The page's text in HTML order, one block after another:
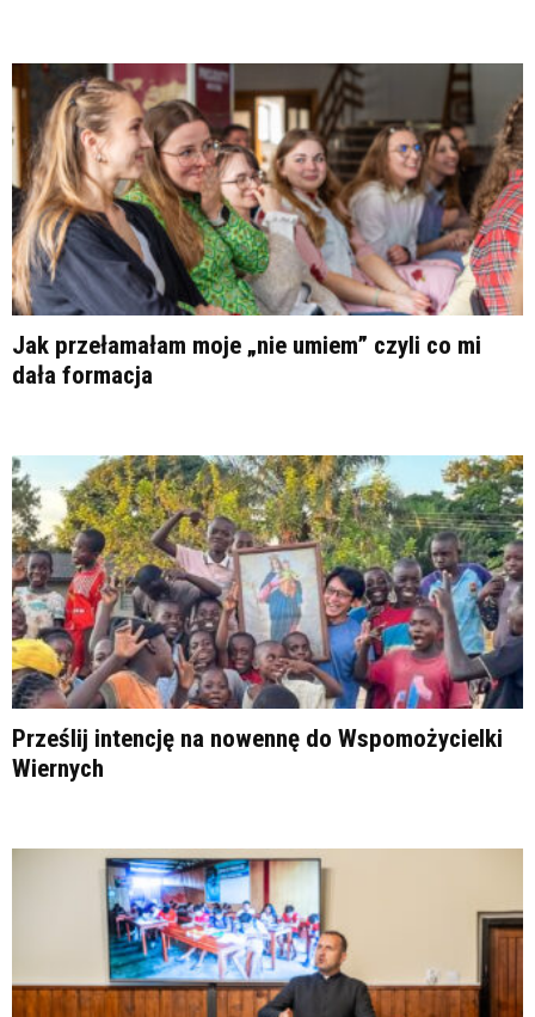
Jak przełamałam moje „nie umiem” czyli co mi
dała formacja
Prześlij intencję na nowennę do Wspomożycielki
Wiernych